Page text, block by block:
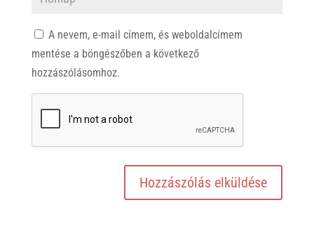
A nevem, e-mail címem, és weboldalcímem
mentése a böngészőben a következő
hozzászólásomhoz.